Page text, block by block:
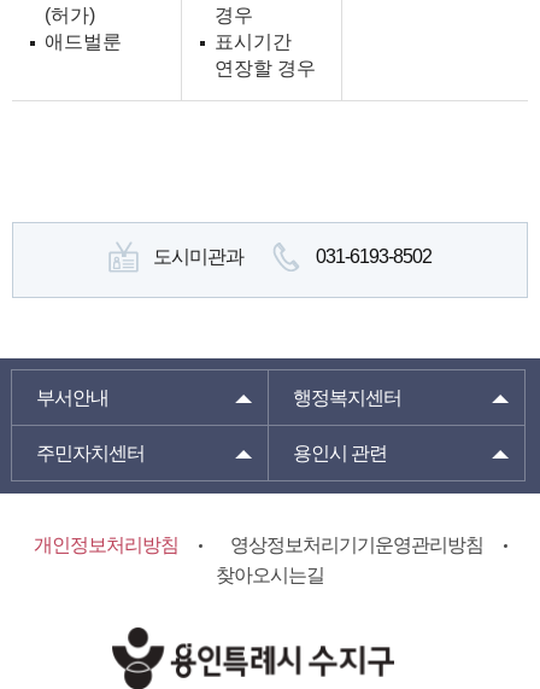
(허가)
애드벌룬
경우
표시기간
연장할 경우
도시미관과 031-6193-8502
부서안내 행정복지센터
주민자치센터 용인시 관련
개인정보처리방침
영상정보처리기기운영관리방침
찾아오시는길